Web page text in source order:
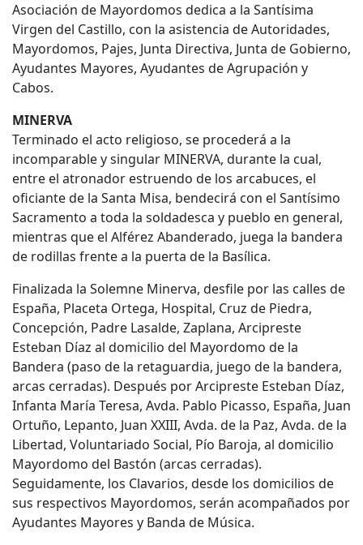
Asociación de Mayordomos dedica a la Santísima
Virgen del Castillo, con la asistencia de Autoridades,
Mayordomos, Pajes, Junta Directiva, Junta de Gobierno,
Ayudantes Mayores, Ayudantes de Agrupación y
Cabos.
MINERVA
Terminado el acto religioso, se procederá a la
incomparable y singular MINERVA, durante la cual,
entre el atronador estruendo de los arcabuces, el
oficiante de la Santa Misa, bendecirá con el Santísimo
Sacramento a toda la soldadesca y pueblo en general,
mientras que el Alférez Abanderado, juega la bandera
de rodillas frente a la puerta de la Basílica.
Finalizada la Solemne Minerva, desfile por las calles de
España, Placeta Ortega, Hospital, Cruz de Piedra,
Concepción, Padre Lasalde, Zaplana, Arcipreste
Esteban Díaz al domicilio del Mayordomo de la
Bandera (paso de la retaguardia, juego de la bandera,
arcas cerradas). Después por Arcipreste Esteban Díaz,
Infanta María Teresa, Avda. Pablo Picasso, España, Juan
Ortuño, Lepanto, Juan XXIII, Avda. de la Paz, Avda. de la
Libertad, Voluntariado Social, Pío Baroja, al domicilio
Mayordomo del Bastón (arcas cerradas).
Seguidamente, los Clavarios, desde los domicilios de
sus respectivos Mayordomos, serán acompañados por
Ayudantes Mayores y Banda de Música.